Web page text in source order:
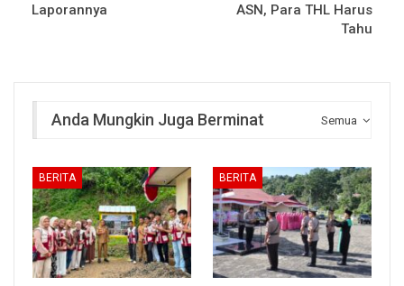
Laporannya
ASN, Para THL Harus
Tahu
Semua
Anda Mungkin Juga Berminat
BERITA BERITA